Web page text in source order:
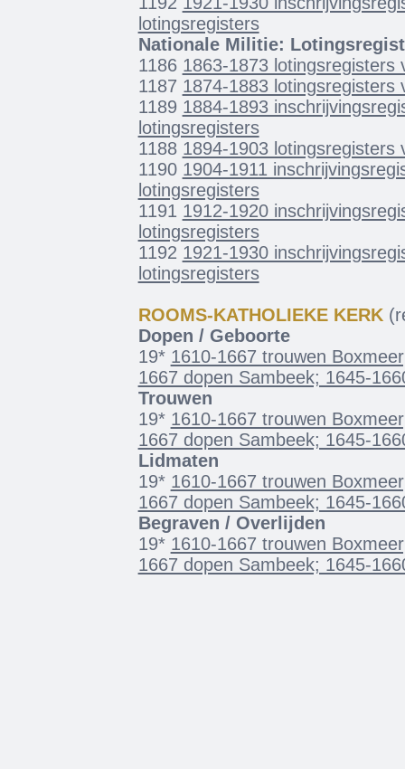
lotingsregisters
Nationale Militie:
1186 1863-1873 lotingsregisters
1187 1874-1883 lotingsregisters
1189 1884-1893
lotingsregisters
1188 1894-1903 lotingsregisters
1190 1904-1911
lotingsregisters
1191 1912-1920
lotingsregisters
1192 1921-1930
lotingsregisters
ROOMS-KATHOLIEKE KERK
Dopen / Geboorte
19* 1610-1667 trouwen
1667 dopen Sambeek; 1645-
Trouwen
19* 1610-1667 trouwen
1667 dopen Sambeek; 1645-
Lidmaten
19* 1610-1667 trouwen
1667 dopen Sambeek; 1645-
Begraven / Overlijden
19* 1610-1667 trouwen
1667 dopen Sambeek; 1645-